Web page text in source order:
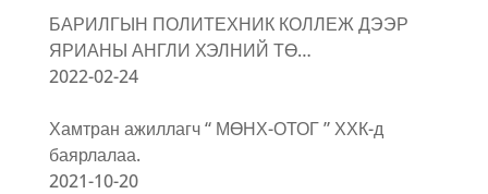
БАРИЛГЫН ПОЛИТЕХНИК КОЛЛЕЖ ДЭЭР
ЯРИАНЫ АНГЛИ ХЭЛНИЙ ТӨ…
2022-02-24
Хамтран ажиллагч “ МӨНХ-ОТОГ ” ХХК-д
баярлалаа.
2021-10-20